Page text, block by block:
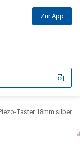
Zur App
Taster 18mm silber